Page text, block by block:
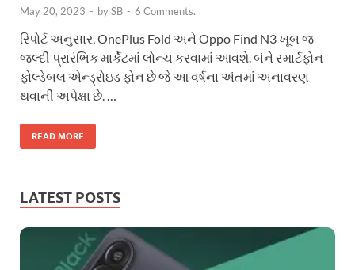
May 20, 2023 - bySB - 6 Comments.
રિપોર્ટ અનુસાર, OnePlus Fold અને Oppo Find N3 ખૂબ જ
જલ્દી પ્રારંભિક માર્કેટમાં લોન્ચ કરવામાં આવશે. બંને સ્માર્ટફોન
ફોલ્ડેબલ એન્ડ્રોઇડ ફોન છે જે આ વર્ષના અંતમાં અનાવરણ
થવાની અપેક્ષા છે. …
READ MORE
LATEST POSTS